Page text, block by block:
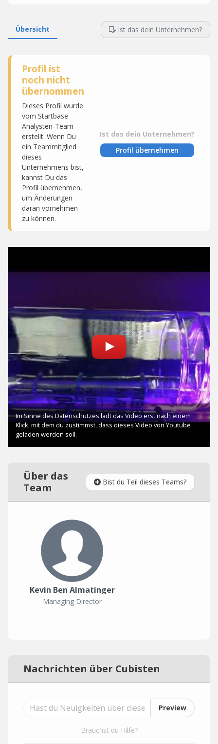
Übersicht Ist das dein Unternehmen?
Profil ist
noch nicht
übernommen
Dieses Profil wurde
vom Startbase
Analysten-Team
erstellt. Wenn Du
ein Teammitglied
dieses
Unternehmens bist,
kannst Du das
Profil übernehmen,
um Änderungen
daran vornehmen
zu können.
Ist das dein Unternehmen?
Profil übernehmen
Über das
Team
Bist du Teil dieses Teams?
Kevin Ben Almatinger
Managing Director
Nachrichten über Cubisten
Preview
Brauchst du Hilfe?